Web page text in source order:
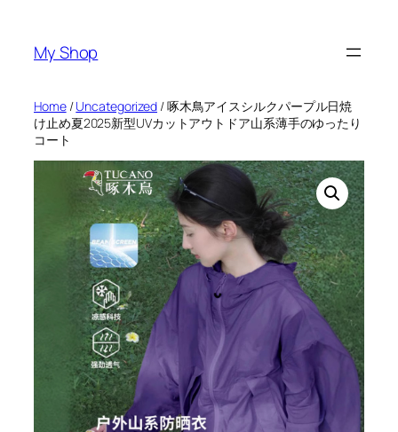
content
My Shop
Home/Uncategorized / 啄木鳥アイスシルクパープル日焼
け止め夏2025新型UVカットアウトドア山系薄手のゆったり
コート